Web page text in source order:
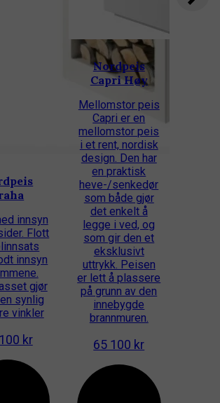
innsyn
Flott
innsyn
gjør
synlig
vinkler
kr
Nordpeis
Capri Høy
Mellomstor peis
Capri er en
mellomstor peis
i et rent, nordisk
design. Den har
en praktisk
heve-/senkedør
som både gjør
det enkelt å
legge i ved, og
som gir den et
eksklusivt
uttrykk. Peisen
er lett å plassere
på grunn av den
innebygde
brannmuren.
65 100 kr